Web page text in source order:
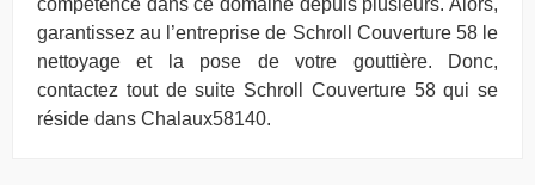
garantissez au l’entreprise de Schroll Couverture 58 le
nettoyage et la pose de votre gouttière. Donc,
contactez tout de suite Schroll Couverture 58 qui se
réside dans Chalaux58140.